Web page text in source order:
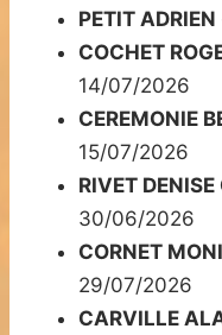
PETIT ADRIEN
COCHET
14/07/2026
CEREMONIE
15/07/2026
RIVET
30/06/2026
CORNET
29/07/2026
CARVILLE